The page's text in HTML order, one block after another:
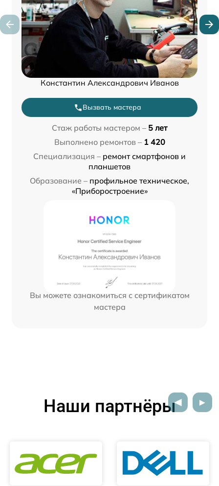
Константин Александрович Иванов
Вызвать мастера
Стаж работы мастером – 5 лет
Выполнено ремонтов – 1 420
Специализация – ремонт смартфонов и
планшетов
Образование – профильное техническое,
«Приборостроение»
Вы можете ознакомиться с сертификатом
мастера
Наши партнёры